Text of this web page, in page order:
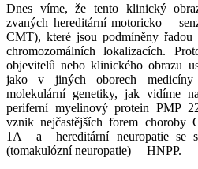
Dnes víme, že tento klinický
zvaných hereditární motoricko –
CMT), které jsou podmíněny
chromozomálních lokalizacích.
objevitelů nebo klinického obrazu
jako v jiných oborech medicíny
molekulární genetiky, jak vidíme
periferní myelinový protein PMP
vznik nejčastějších forem choroby
1A a hereditární neuropatie se
(tomakulózní neuropatie) – HNPP.